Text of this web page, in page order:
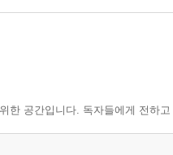
한 공간입니다. 독자들에게 전하